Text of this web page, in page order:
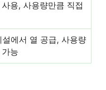
용, 사용량만큼 직접
에서 열 공급, 사용량
능